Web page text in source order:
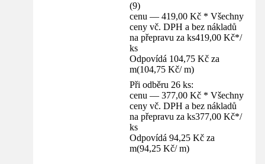
(9)
cenu — 419,00 Kč * Všechny
ceny vč. DPH a bez nákladů
na přepravu za ks419,00 Kč*/
ks
Odpovídá 104,75 Kč za
m(104,75 Kč/ m)
Při odběru 26 ks:
cenu — 377,00 Kč * Všechny
ceny vč. DPH a bez nákladů
na přepravu za ks377,00 Kč*/
ks
Odpovídá 94,25 Kč za
m(94,25 Kč/ m)